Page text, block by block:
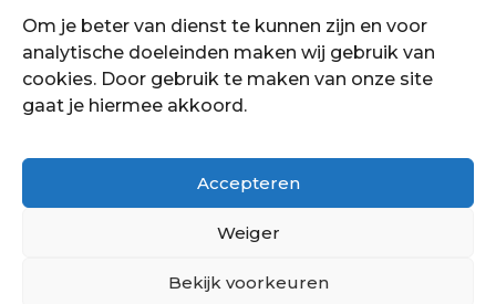
Om je beter van dienst te kunnen zijn en voor
analytische doeleinden maken wij gebruik van
cookies. Door gebruik te maken van onze site
gaat je hiermee akkoord.
Accepteren
Weiger
Bekijk voorkeuren
Over ons
Over ons
Showroom
Offerte aanvragen
Copyright © 2021 - 2022 Petersstoffering | KVK:
Hoe kan ik je helpen?